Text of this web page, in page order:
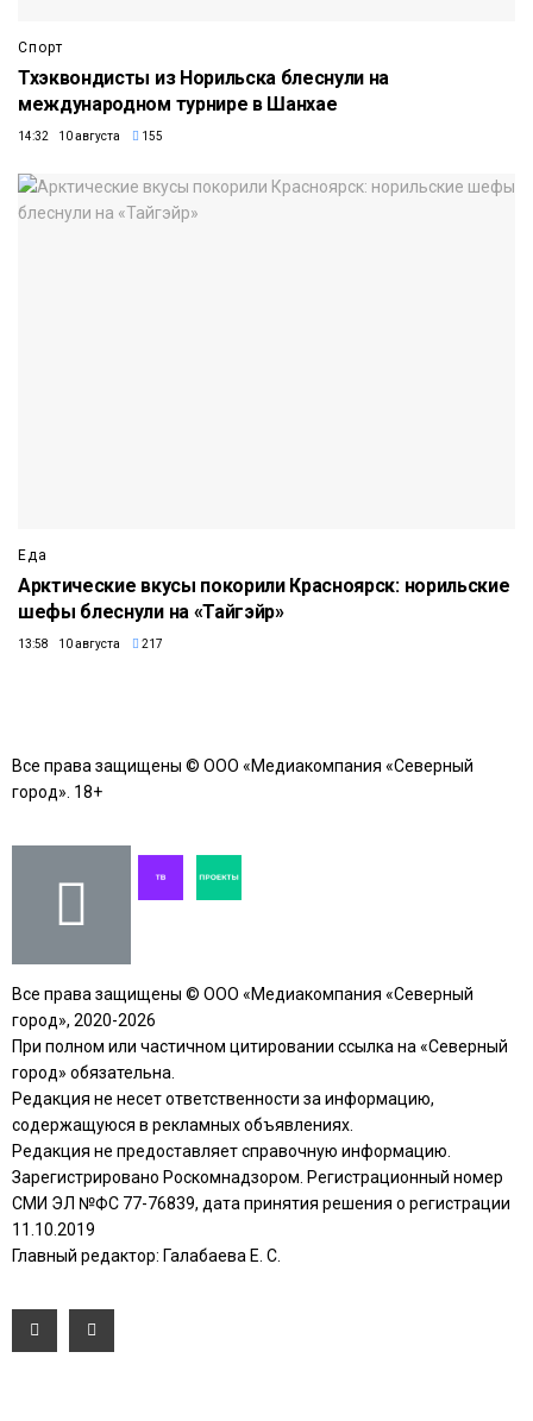
Спорт
Тхэквондисты из Норильска блеснули на
международном турнире в Шанхае
14:32 10 августа 155
Еда
Арктические вкусы покорили Красноярск: норильские
шефы блеснули на «Тайгэйр»
13:58 10 августа 217
Все права защищены © ООО «Медиакомпания «Северный
город». 18+
Все права защищены © ООО «Медиакомпания «Северный
город», 2020-2026
При полном или частичном цитировании ссылка на «Северный
город» обязательна.
Редакция не несет ответственности за информацию,
содержащуюся в рекламных объявлениях.
Редакция не предоставляет справочную информацию.
Зарегистрировано Роскомнадзором. Регистрационный номер
СМИ ЭЛ №ФС 77-76839, дата принятия решения о регистрации
11.10.2019
Главный редактор: Галабаева Е. С.